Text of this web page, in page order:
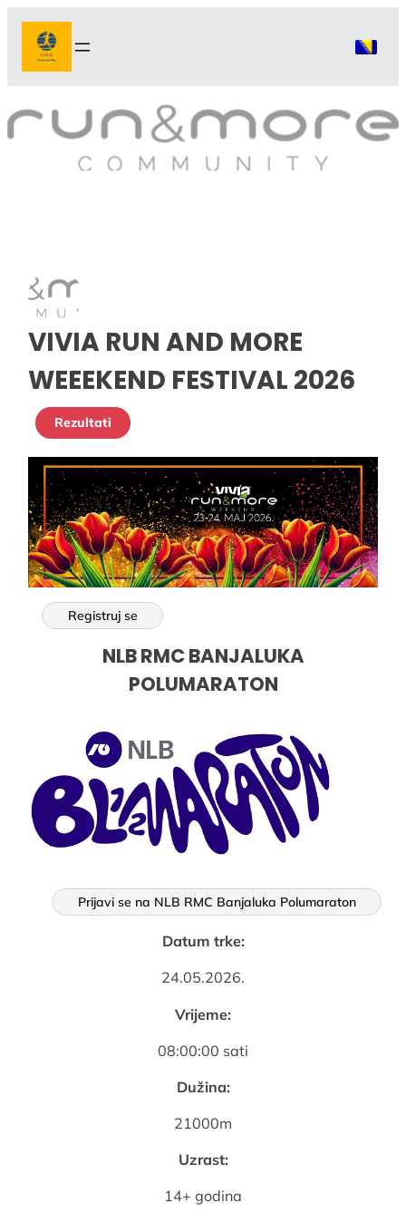
Idi
sadržaj
VIVIA RUN AND MORE
WEEEKEND FESTIVAL 2026
Rezultati
Registruj se
NLB RMC BANJALUKA
POLUMARATON
Prijavi se na NLB RMC Banjaluka Polumaraton
Datum trke:
24.05.2026.
Vrijeme:
08:00:00 sati
Dužina:
21000m
Uzrast:
14+ godina